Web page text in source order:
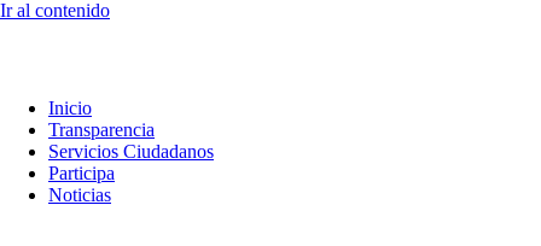
Ir al contenido
Inicio
Transparencia
Servicios Ciudadanos
Participa
Noticias